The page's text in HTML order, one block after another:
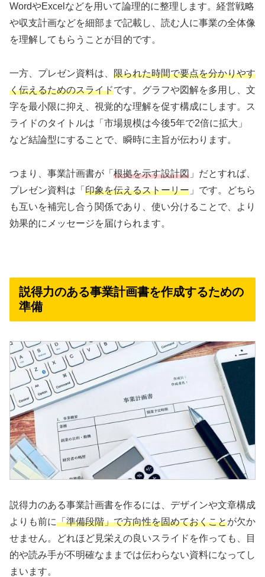
WordやExcelなどを用いて論理的に整理します。経営戦略
や収支計画などを細部まで記載し、読む人に事業の全体像
を理解してもらうことが目的です。
一方、プレゼン資料は、 限られた時間で要点を分かりやす
く伝えるためのスライドです。グラフや図解を多用し、文
字を最小限に抑え、視覚的な理解を促す構成にします。ス
ライドのタイトルは「市場規模は今後5年で2倍に拡大」
など結論型にすることで、瞬時に主旨が伝わります。
つまり、事業計画書が「 根拠を示す設計図 」だとすれば、
プレゼン資料は「 印象を伝えるストーリー 」です。どちら
も互いを補完し合う関係であり、使い分けることで、より
効果的にメッセージを届けられます。
説得力のある事業計画書を作成するための
準備
説得力のある事業計画書を作るには、デザインや文章構成
よりも前に「準備段階」で方向性を固めておくことが欠か
せません。どれほど見栄えの良いスライドを作っても、目
的や読み手が不明確なままでは伝わらない資料になってし
まいます。